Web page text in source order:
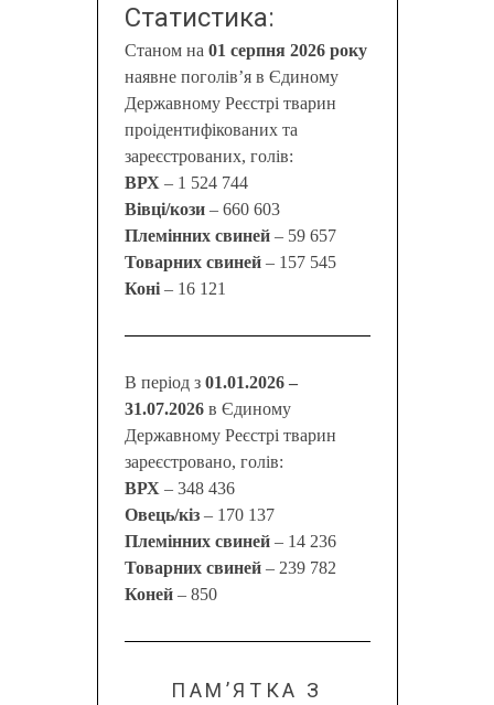
Статистика:
Станом на 01 серпня 2026 року
наявне поголів’я в Єдиному
Державному Реєстрі тварин
проідентифікованих та
зареєстрованих, голів:
ВРХ – 1 524 744
Вівці/кози– 660 603
Племінних свиней– 59 657
Товарних свиней – 157 545
Коні– 16 121
В період з01.01.2026 –
31.07.2026 в Єдиному
Державному Реєстрі тварин
зареєстровано, голів:
ВРХ – 348 436
Овець/кіз– 170 137
Племінних свиней– 14 236
Товарних свиней– 239 782
Коней– 850
ПАМ’ЯТКА З